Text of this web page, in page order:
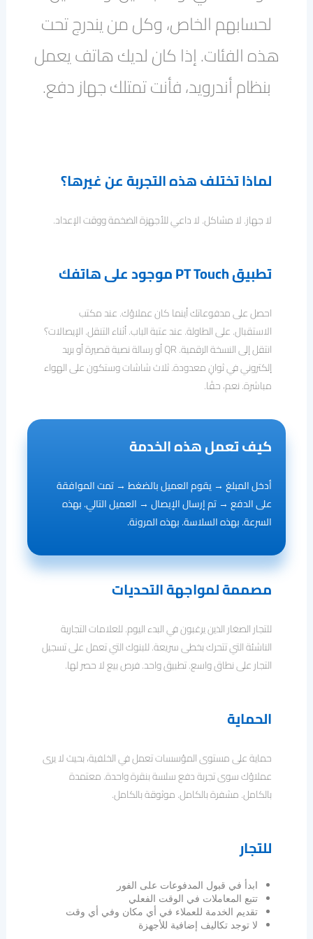
لحسابهم الخاص، وكل من يندرج تحت
هذه الفئات. إذا كان لديك هاتف يعمل
بنظام أندرويد، فأنت تمتلك جهاز دفع.
لماذا تختلف هذه التجربة عن غيرها؟
لا جهاز. لا مشاكل. لا داعي للأجهزة الضخمة ووقت الإعداد.
تطبيق PT Touch موجود على هاتفك
احصل على مدفوعاتك أينما كان عملاؤك. عند مكتب
الاستقبال. على الطاولة. عند عتبة الباب. أثناء التنقل. الإيصالات؟
انتقل إلى النسخة الرقمية. QR أو رسالة نصية قصيرة أو بريد
إلكتروني في ثوانٍ معدودة. ثلاث شاشات وستكون على الهواء
مباشرة. نعم، حقًا.
كيف تعمل هذه الخدمة
أدخل المبلغ → يقوم العميل بالضغط → تمت الموافقة
على الدفع → تم إرسال الإيصال → العميل التالي. بهذه
السرعة. بهذه السلاسة. بهذه المرونة.
مصممة لمواجهة التحديات
للتجار الصغار الذين يرغبون في البدء اليوم. للعلامات التجارية
الناشئة التي تتحرك بخطى سريعة. للبنوك التي تعمل على تسجيل
التجار على نطاق واسع. تطبيق واحد. فرص بيع لا حصر لها.
الحماية
حماية على مستوى المؤسسات تعمل في الخلفية، بحيث لا يرى
عملاؤك سوى تجربة دفع سلسة بنقرة واحدة. معتمدة
بالكامل. مشفرة بالكامل. موثوقة بالكامل.
للتجار
ابدأ في قبول المدفوعات على الفور
تتبع المعاملات في الوقت الفعلي
تقديم الخدمة للعملاء في أي مكان وفي أي وقت
لا توجد تكاليف إضافية للأجهزة